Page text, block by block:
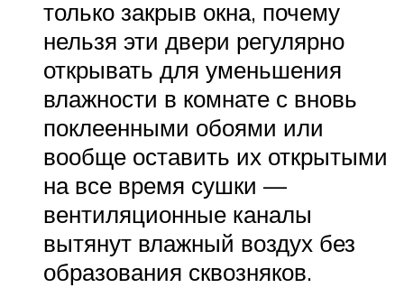
только закрыв окна, почему
нельзя эти двери регулярно
открывать для уменьшения
влажности в комнате с вновь
поклеенными обоями или
вообще оставить их открытыми
на все время сушки —
вентиляционные каналы
вытянут влажный воздух без
образования сквозняков.